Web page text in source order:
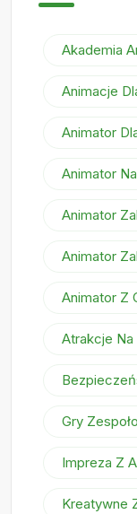
Akademia
Animacje
Animator
Animator
Animator
Animator
Animator Z
Atrakcje
Gry
Impreza Z
Kreatywne